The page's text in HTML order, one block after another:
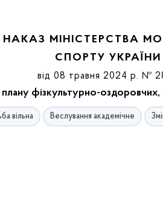
НАКАЗ МІНІСТЕРСТВА
СПОРТУ УКРАЇНИ
від 08 травня 2024 р. №
фізкультурно-оздоровчих,
вільна Веслування академічне